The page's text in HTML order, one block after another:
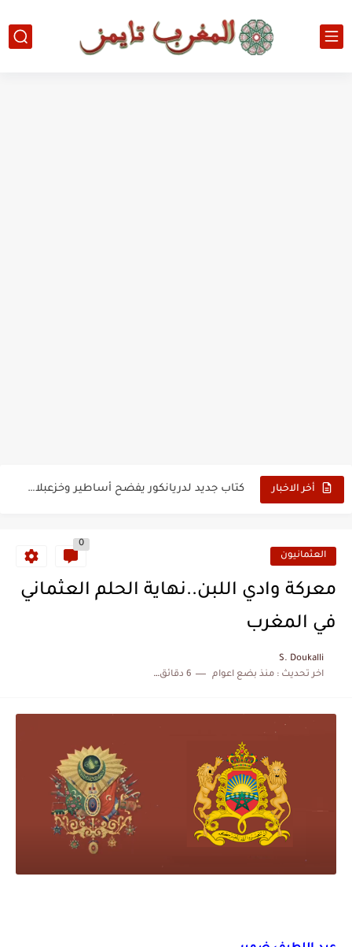
أخر الاخبار كتاب جديد لدريانكور يفضح أساطير وخزعبلات نظام العسكر ويعيد قراءة...
زيارة الحسن الثاني الى الجزائر سنة 1963 العثمانيون
0
معركة وادي اللبن..نهاية الحلم العثماني
في المغرب
S. Doukalli
اخر تحديث :منذ بضع اعوام 6 دقائق للقراءة